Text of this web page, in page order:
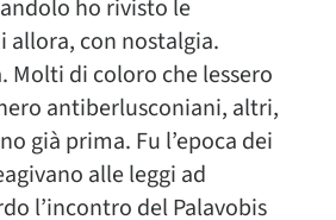
ho rivisto le
con nostalgia.
Molti di coloro che lessero
antiberlusconiani, altri,
già prima. Fu l’epoca dei
alle leggi ad
l’incontro del Palavobis